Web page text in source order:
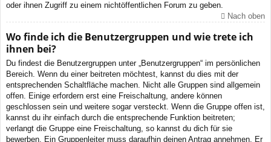
oder ihnen Zugriff zu einem nichtöffentlichen Forum zu geben.
Nach oben
Wo finde ich die Benutzergruppen und wie trete ich
ihnen bei?
Du findest die Benutzergruppen unter „Benutzergruppen“ im persönlichen
Bereich. Wenn du einer beitreten möchtest, kannst du dies mit der
entsprechenden Schaltfläche machen. Nicht alle Gruppen sind allgemein
offen. Einige erfordern erst eine Freischaltung, andere können
geschlossen sein und weitere sogar versteckt. Wenn die Gruppe offen ist,
kannst du ihr einfach durch die entsprechende Funktion beitreten;
verlangt die Gruppe eine Freischaltung, so kannst du dich für sie
bewerben. Ein Gruppenleiter muss daraufhin deinen Antrag annehmen. Er